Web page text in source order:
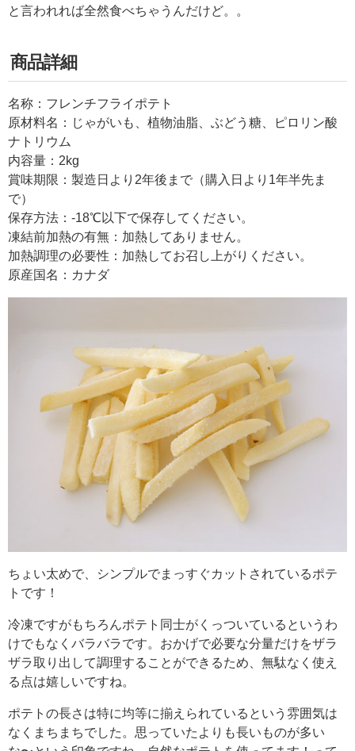
と言われれば全然食べちゃうんだけど。。
商品詳細
名称：フレンチフライポテト
原材料名：じゃがいも、植物油脂、ぶどう糖、ピロリン酸
ナトリウム
内容量：2kg
賞味期限：製造日より2年後まで（購入日より1年半先ま
で）
保存方法：-18℃以下で保存してください。
凍結前加熱の有無：加熱してありません。
加熱調理の必要性：加熱してお召し上がりください。
原産国名：カナダ
ちょい太めで、シンプルでまっすぐカットされているポテ
トです！
冷凍ですがもちろんポテト同士がくっついているというわ
けでもなくバラバラです。おかげで必要な分量だけをザラ
ザラ取り出して調理することができるため、無駄なく使え
る点は嬉しいですね。
ポテトの長さは特に均等に揃えられているという雰囲気は
なくまちまちでした。思っていたよりも長いものが多い